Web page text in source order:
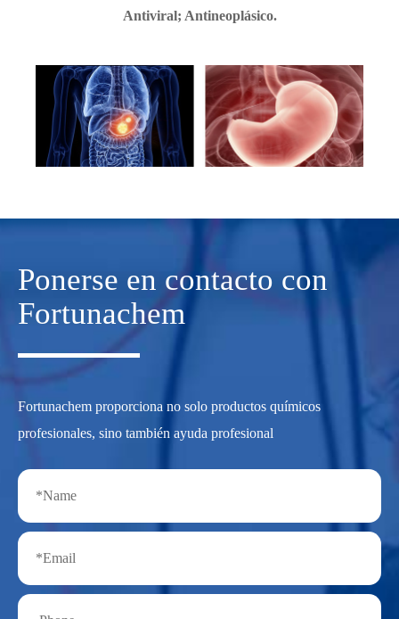
Antiviral; Antineoplásico.
Ponerse en contacto con
Fortunachem
Fortunachem proporciona no solo productos químicos
profesionales, sino también ayuda profesional